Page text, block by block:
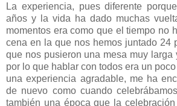
La experiencia, pues diferente
años y la vida ha dado muchas
momentos era como que el tiempo no
cena en la que nos hemos juntado 24
que nos pusieron una mesa muy larga
por lo que hablar con todos era un
una experiencia agradable, me ha
de nuevo como cuando
también una época que la